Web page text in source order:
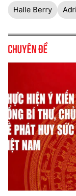
Halle Berry
Chuyên đề